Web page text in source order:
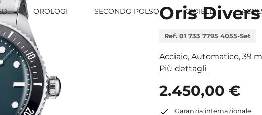
OROLOGI SECONDO POLSO GIOIELLI
Oris
Ref. 01 733 7795 4055-Set
Acciaio, Automatico, 39
Più dettagli
2.450,00 €
Garanzia internazionale